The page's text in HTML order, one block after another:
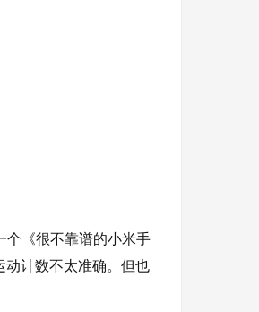
个《很不靠谱的小米手
动计数不太准确。但也